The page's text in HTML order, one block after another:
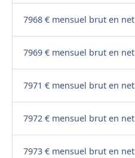
7968 € mensuel brut en net
7969 € mensuel brut en net
7971 € mensuel brut en net
7972 € mensuel brut en net
7973 € mensuel brut en net